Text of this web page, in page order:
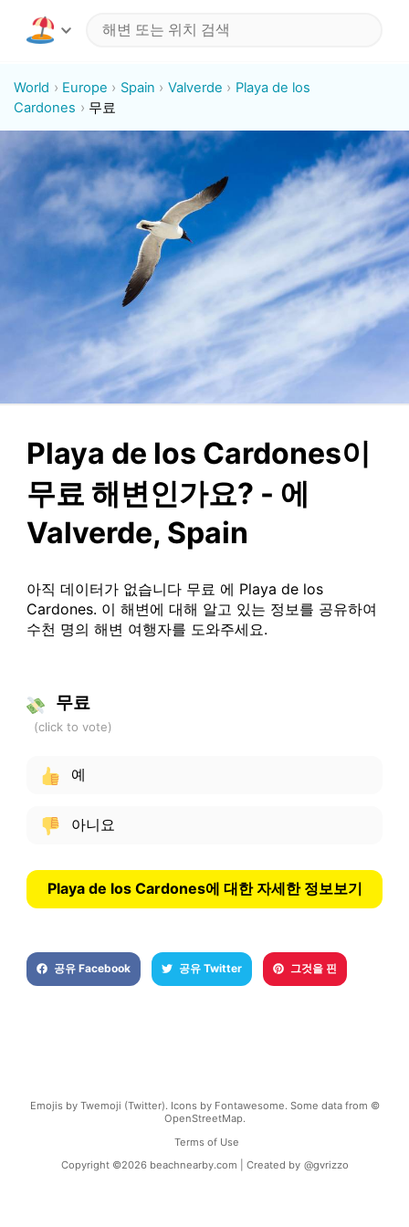
World Europe Spain Valverde
Playa de los
Cardones
무료
Playa de los Cardones이
무료 해변인가요? - 에
Valverde, Spain
아직 데이터가 없습니다 무료 에 Playa de los
Cardones. 이 해변에 대해 알고 있는 정보를 공유하여
수천 명의 해변 여행자를 도와주세요.
무료
예
아니요
Playa de los Cardones에 대한 자세한 정보보기
공유 Facebook 공유 Twitter 그것을 핀
Emojis by Twemoji (Twitter). Icons by Fontawesome. Some data from ©
OpenStreetMap.
Terms of Use
Copyright ©2026 beachnearby.com | Created by @gvrizzo